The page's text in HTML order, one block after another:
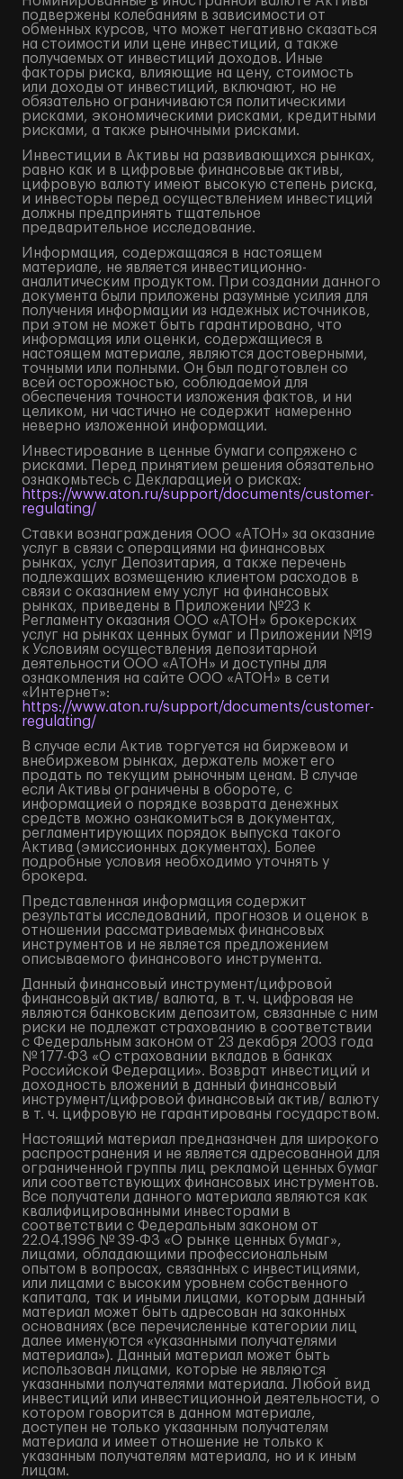
подвержены колебаниям в зависимости от
обменных курсов, что может негативно сказаться
на стоимости или цене инвестиций, а также
получаемых от инвестиций доходов. Иные
факторы риска, влияющие на цену, стоимость
или доходы от инвестиций, включают, но не
обязательно ограничиваются политическими
рисками, экономическими рисками, кредитными
рисками, а также рыночными рисками.
Инвестиции в Активы на развивающихся рынках,
равно как и в цифровые финансовые активы,
цифровую валюту имеют высокую степень риска,
и инвесторы перед осуществлением инвестиций
должны предпринять тщательное
предварительное исследование.
Информация, содержащаяся в настоящем
материале, не является инвестиционно-
аналитическим продуктом. При создании данного
документа были приложены разумные усилия для
получения информации из надежных источников,
при этом не может быть гарантировано, что
информация или оценки, содержащиеся в
настоящем материале, являются достоверными,
точными или полными. Он был подготовлен со
всей осторожностью, соблюдаемой для
обеспечения точности изложения фактов, и ни
целиком, ни частично не содержит намеренно
неверно изложенной информации.
Инвестирование в ценные бумаги сопряжено с
рисками. Перед принятием решения обязательно
ознакомьтесь с Декларацией о рисках:
https://www.aton.ru/support/documents/customer-
regulating/
Ставки вознаграждения ООО «АТОН» за оказание
услуг в связи с операциями на финансовых
рынках, услуг Депозитария, а также перечень
подлежащих возмещению клиентом расходов в
связи с оказанием ему услуг на финансовых
рынках, приведены в Приложении №23 к
Регламенту оказания ООО «АТОН» брокерских
услуг на рынках ценных бумаг и Приложении №19
к Условиям осуществления депозитарной
деятельности ООО «АТОН» и доступны для
ознакомления на сайте ООО «АТОН» в сети
«Интернет»:
https://www.aton.ru/support/documents/customer-
regulating/
В случае если Актив торгуется на биржевом и
внебиржевом рынках, держатель может его
продать по текущим рыночным ценам. В случае
если Активы ограничены в обороте, с
информацией о порядке возврата денежных
средств можно ознакомиться в документах,
регламентирующих порядок выпуска такого
Актива (эмиссионных документах). Более
подробные условия необходимо уточнять у
брокера.
Представленная информация содержит
результаты исследований, прогнозов и оценок в
отношении рассматриваемых финансовых
инструментов и не является предложением
описываемого финансового инструмента.
Данный финансовый инструмент/цифровой
финансовый актив/ валюта, в т. ч. цифровая не
являются банковским депозитом, связанные с ним
риски не подлежат страхованию в соответствии
с Федеральным законом от 23 декабря 2003 года
№ 177-ФЗ «О страховании вкладов в банках
Российской Федерации». Возврат инвестиций и
доходность вложений в данный финансовый
инструмент/цифровой финансовый актив/ валюту
в т. ч. цифровую не гарантированы государством.
Настоящий материал предназначен для широкого
распространения и не является адресованной для
ограниченной группы лиц рекламой ценных бумаг
или соответствующих финансовых инструментов.
Все получатели данного материала являются как
квалифицированными инвесторами в
соответствии с Федеральным законом от
22.04.1996 № 39-ФЗ «О рынке ценных бумаг»,
лицами, обладающими профессиональным
опытом в вопросах, связанных с инвестициями,
или лицами с высоким уровнем собственного
капитала, так и иными лицами, которым данный
материал может быть адресован на законных
основаниях (все перечисленные категории лиц
далее именуются «указанными получателями
материала»). Данный материал может быть
использован лицами, которые не являются
указанными получателями материала. Любой вид
инвестиций или инвестиционной деятельности, о
котором говорится в данном материале,
доступен не только указанным получателям
материала и имеет отношение не только к
указанным получателям материала, но и к иным
лицам.